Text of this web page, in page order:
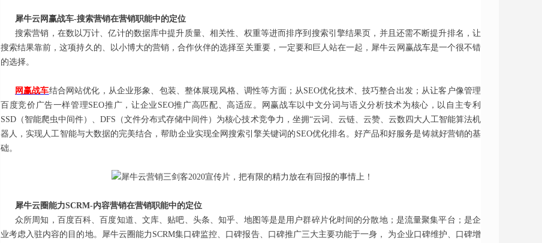
犀牛云网赢战车-搜索营销在营销职能中的定位
搜索营销，在数以万计、亿计的数据库中提升质量、相关性、权重等进而排序到搜索引擎结果页，并且还需不断提升排名，让
搜索结果靠前，这项持久的、以小博大的营销，合作伙伴的选择至关重要，一定要和巨人站在一起，犀牛云网赢战车是一个很不错
的选择。
网赢战车结合网站优化，从企业形象、包装、整体展现风格、调性等方面；从SEO优化技术、技巧整合出发；从让客户像管理
百度竞价广告一样管理SEO推广，让企业SEO推广高匹配、高适应。网赢战车以中文分词与语义分析技术为核心，以自主专利
SSD（智能爬虫中间件）、DFS（文件分布式存储中间件）为核心技术竞争力，坐拥“云词、云链、云赞、云数四大人工智能算法机
器人，实现人工智能与大数据的完美结合，帮助企业实现全网搜索引擎关键词的SEO优化排名。好产品和好服务是铸就好营销的基
础。
犀牛云圈能力SCRM-内容营销在营销职能中的定位
众所周知，百度百科、百度知道、文库、贴吧、头条、知乎、地图等是是用户群碎片化时间的分散地；是流量聚集平台；是企
业考虑入驻内容的目的地。犀牛云圈能力SCRM集口碑监控、口碑报告、口碑推广三大主要功能于一身， 为企业口碑维护、口碑增